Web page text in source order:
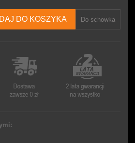
DO KOSZYKA Do schowka